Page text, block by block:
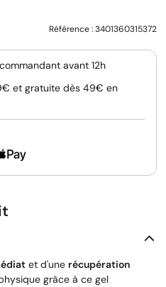
Référence :3401360315372
avant 12h
et gratuite dès 49€ en
et d'une récupération
grâce à ce gel